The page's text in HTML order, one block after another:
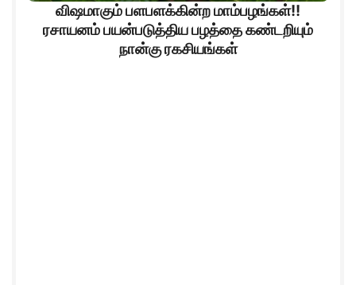
விஷமாகும் பளபளக்கின்ற மாம்பழங்கள்!!
ரசாயனம் பயன்படுத்திய பழத்தை கண்டறியும்
நான்கு ரகசியங்கள்